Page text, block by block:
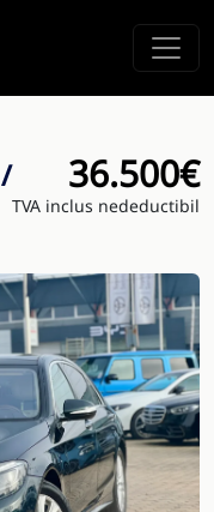
36.500€
TVA inclus nedeductibil